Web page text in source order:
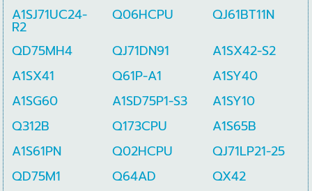
A1SJ71UC24-
R2
Q06HCPU
QJ61BT11N
QD75MH4
QJ71DN91
A1SX42-S2
A1SX41
Q61P-A1
A1SY40
A1SG60
A1SD75P1-S3
A1SY10
Q312B
Q173CPU
A1S65B
A1S61PN
Q02HCPU
QJ71LP21-25
QD75M1
Q64AD
QX42